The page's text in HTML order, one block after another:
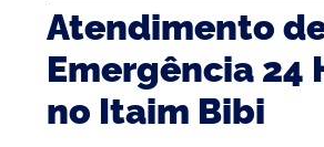
Atendimento
Emergência 24
no Itaim Bibi